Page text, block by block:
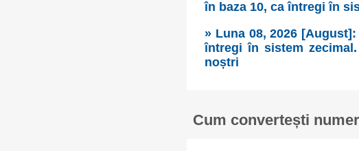
în baza 10, ca întregi în
» Luna 08, 2026
întregi în sistem
noștri
Cum convertești